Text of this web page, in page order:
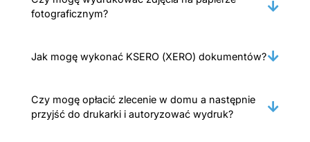
fotograficznym?
Jak mogę wykonać KSERO (XERO) dokumentów?
Czy mogę opłacić zlecenie w domu a następnie
przyjść do drukarki i autoryzować wydruk?